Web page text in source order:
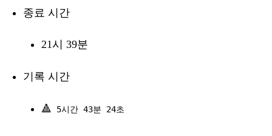
종료 시간
21시 39분
기록 시간
🔺 5시간 43분 24초